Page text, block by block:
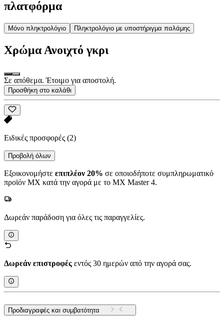
πλατφόρμα
Μόνο πληκτρολόγιο Πληκτρολόγιο με υποστήριγμα παλάμης
Χρώμα Ανοιχτό γκρι
Σε απόθεμα. Έτοιμο για αποστολή.
Προσθήκη στο καλάθι
Ειδικές προσφορές (2)
Προβολή όλων
Εξοικονομήστε επιπλέον 20% σε οποιοδήποτε συμπληρωματικό
προϊόν MX κατά την αγορά με το MX Master 4.
Δωρεάν παράδοση για όλες τις παραγγελίες.
Δωρεάν επιστροφές εντός 30 ημερών από την αγορά σας.
Προδιαγραφές και συμβατότητα